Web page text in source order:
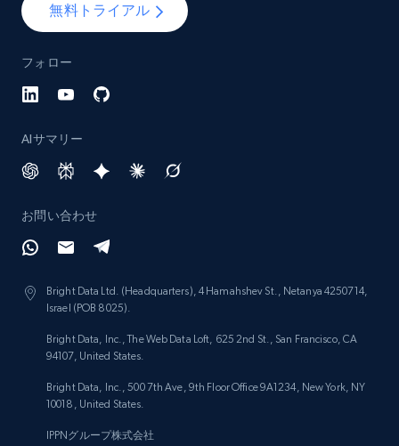
無料トライアル
フォロー
AIサマリー
お問い合わせ
Bright Data Ltd. (Headquarters), 4 Hamahshev St., Netanya 4250714,
Israel (POB 8025).
Bright Data, Inc., The Web Data Loft, 625 2nd St., San Francisco, CA
94107, United States.
Bright Data, Inc., 500 7th Ave, 9th Floor Office 9A1234, New York, NY
10018, United States.
IPPNグループ株式会社